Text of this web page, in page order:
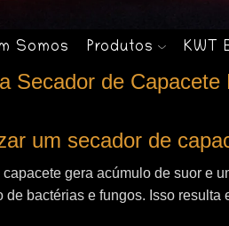
Somos Produtos KWT
Secador de
um secador de
gera acúmulo de suor e
de bactérias e fungos. Isso resulta